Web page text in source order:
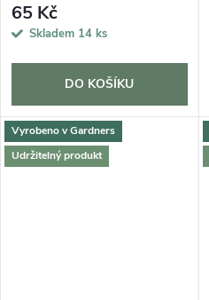
65 Kč
Skladem 14 ks
DO KOŠÍKU
Vyrobeno v Gardners
Udržitelný produkt